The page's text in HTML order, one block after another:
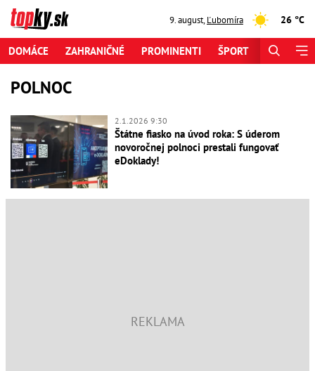
9. august,Ľubomíra 26 °C
DOMÁCE ZAHRANIČNÉ PROMINENTI ŠPORT
POLNOC
2.1.2026 9:30
Štátne fiasko na úvod roka: S úderom
novoročnej polnoci prestali fungovať
eDoklady!